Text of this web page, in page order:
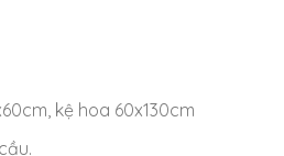
kệ hoa 60x130cm